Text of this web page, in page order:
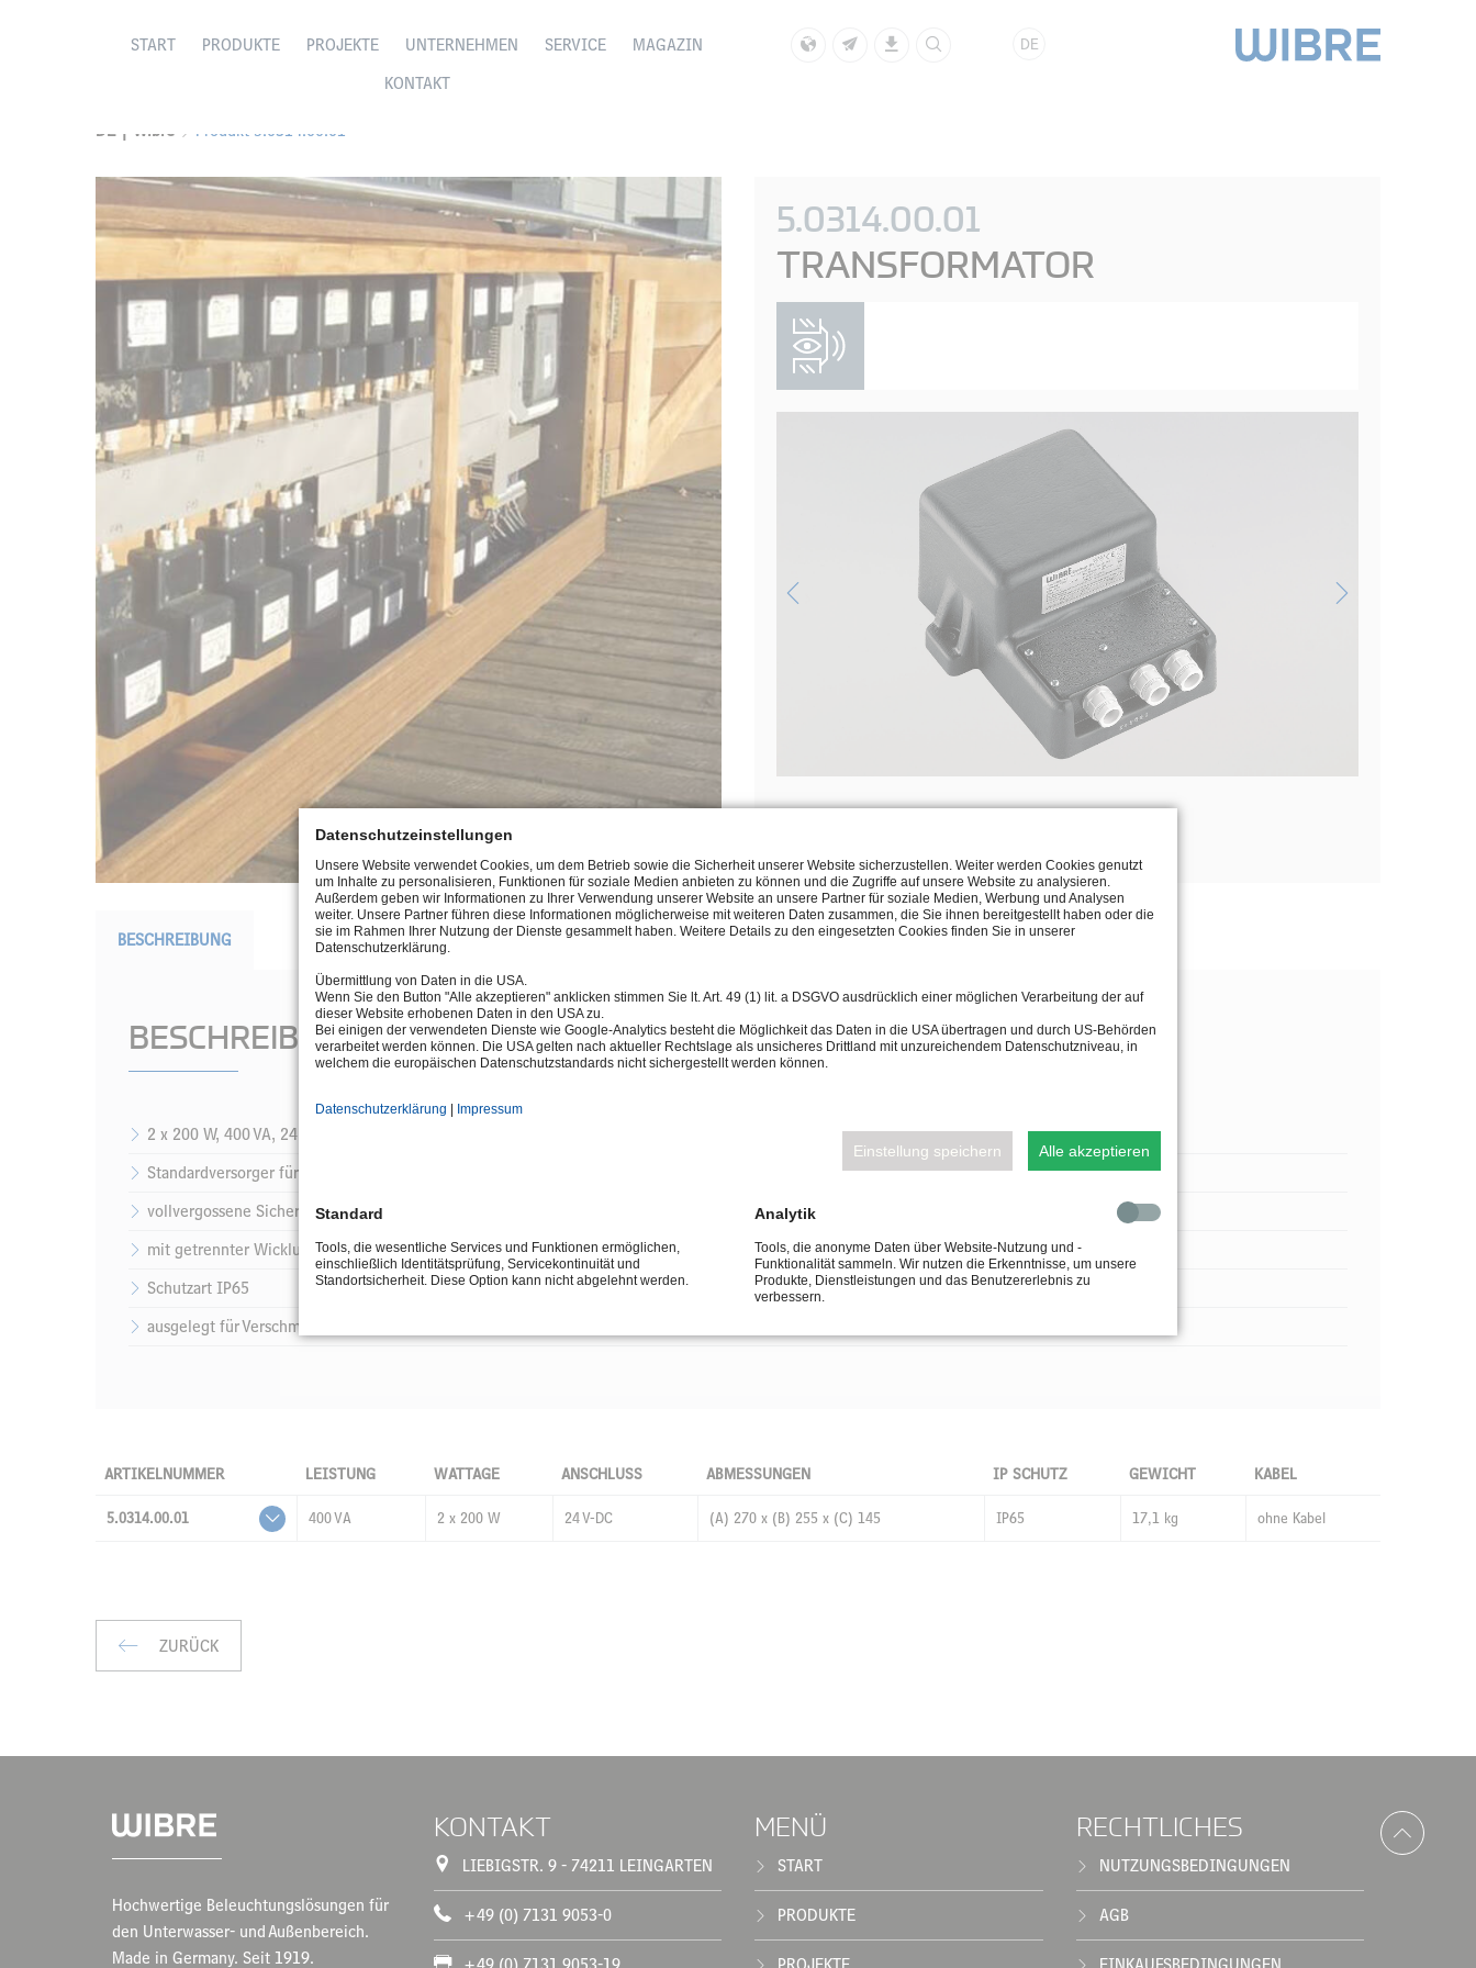
START PRODUKTE PROJEKTE UNTERNEHMEN SERVICE
MAGAZIN
KONTAKT
DE
DE | Wibre Produkt 5.0314.00.01
5.0314.00.01
TRANSFORMATOR
BESCHREIBUNG
BESCHREIBUNG
2 x 200 W, 400 VA, 24 V-DC
Standardversorger für den Betrieb mit Unterwasserleuchten
vollvergossene Sicherheitstransformatoren
mit getrennter Wicklung
Schutzart IP65
ausgelegt für Verschmutzungsklasse P2
ARTIKELNUMMER LEISTUNG WATTAGE ANSCHLUSS ABMESSUNGEN IP SCHUTZ GEWICHT KABEL
5.0314.00.01 400 VA 2 x 200 W 24 V-DC (A) 270 x (B) 255 x (C) 145 IP65 17,1 kg ohne Kabel
ZURÜCK
Hochwertige Beleuchtungslösungen für
den Unterwasser- und Außenbereich.
Made in Germany. Seit 1919.
KONTAKT
LIEBIGSTR. 9 - 74211 LEINGARTEN
+49 (0) 7131 9053-0
MENÜ
START
PRODUKTE
RECHTLICHES
NUTZUNGSBEDINGUNGEN
AGB
Datenschutzeinstellungen
Unsere Website verwendet Cookies, um dem Betrieb sowie die Sicherheit unserer Website sicherzustellen. Weiter werden Cookies genutzt
um Inhalte zu personalisieren, Funktionen für soziale Medien anbieten zu können und die Zugriffe auf unsere Website zu analysieren.
Außerdem geben wir Informationen zu Ihrer Verwendung unserer Website an unsere Partner für soziale Medien, Werbung und Analysen
weiter. Unsere Partner führen diese Informationen möglicherweise mit weiteren Daten zusammen, die Sie ihnen bereitgestellt haben oder die
sie im Rahmen Ihrer Nutzung der Dienste gesammelt haben. Weitere Details zu den eingesetzten Cookies finden Sie in unserer
Datenschutzerklärung.
Übermittlung von Daten in die USA.
Wenn Sie den Button "Alle akzeptieren" anklicken stimmen Sie lt. Art. 49 (1) lit. a DSGVO ausdrücklich einer möglichen Verarbeitung der auf
dieser Website erhobenen Daten in den USA zu.
Bei einigen der verwendeten Dienste wie Google-Analytics besteht die Möglichkeit das Daten in die USA übertragen und durch US-Behörden
verarbeitet werden können. Die USA gelten nach aktueller Rechtslage als unsicheres Drittland mit unzureichendem Datenschutzniveau, in
welchem die europäischen Datenschutzstandards nicht sichergestellt werden können.
Datenschutzerklärung Impressum
Einstellung speichern Alle akzeptieren
Standard
Tools, die wesentliche Services und Funktionen ermöglichen,
einschließlich Identitätsprüfung, Servicekontinuität und
Standortsicherheit. Diese Option kann nicht abgelehnt werden.
Analytik
Tools, die anonyme Daten über Website-Nutzung und -
Funktionalität sammeln. Wir nutzen die Erkenntnisse, um unsere
Produkte, Dienstleistungen und das Benutzererlebnis zu
verbessern.